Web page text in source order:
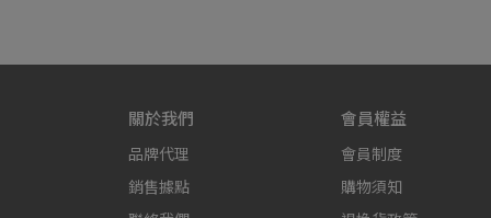
關於我們
品牌代理
銷售據點
會員權益
會員制度
購物須知